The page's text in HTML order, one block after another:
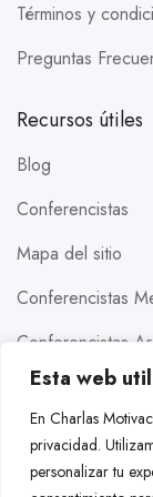
Esta web
En Charlas
privacidad.
personalizar tu
Términos y
Preguntas
Recursos útiles
Blog
Conferencistas
Mapa del sitio
Conferencistas
Conferencistas
Conferencistas
Conferencistas
Conferencistas